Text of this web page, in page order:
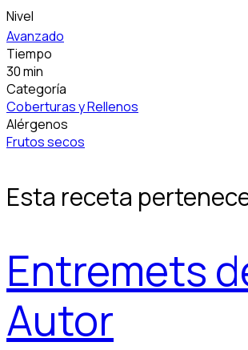
Nivel
Avanzado
Tiempo
30 min
Categoría
Coberturas y Rellenos
Alérgenos
Frutos secos
Esta receta
Entremets
Autor